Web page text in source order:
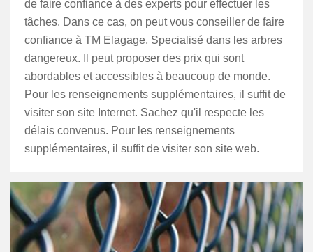
de faire confiance à des experts pour effectuer les
tâches. Dans ce cas, on peut vous conseiller de faire
confiance à TM Elagage, Specialisé dans les arbres
dangereux. Il peut proposer des prix qui sont
abordables et accessibles à beaucoup de monde.
Pour les renseignements supplémentaires, il suffit de
visiter son site Internet. Sachez qu'il respecte les
délais convenus. Pour les renseignements
supplémentaires, il suffit de visiter son site web.